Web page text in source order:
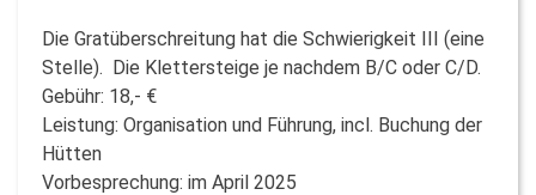
Die Gratüberschreitung hat die Schwierigkeit III (eine
Stelle). Die Klettersteige je nachdem B/C oder C/D.
Gebühr: 18,- €
Leistung: Organisation und Führung, incl. Buchung der
Hütten
Vorbesprechung: im April 2025